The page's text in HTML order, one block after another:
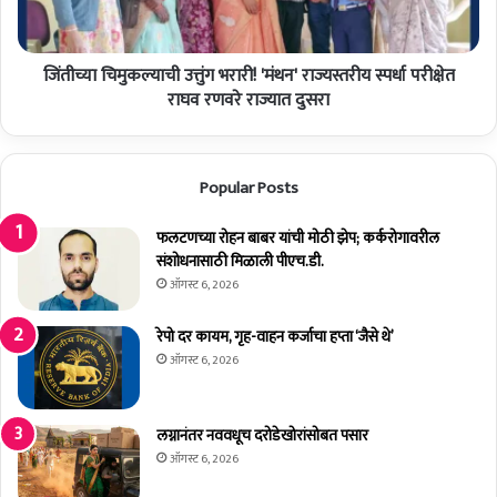
त
ण
प
दा
धि
री
व
का
क
र्त्यां
चा
मे
ळा
उ
रा
'
मं
थ
'
रा
ज्य
री
य
स्प
र्धा
जिंतीच्या चिमुकल्याची उत्तुंग भरारी! 'मंथन' राज्यस्तरीय स्पर्धा परीक्षेत
राघव रणवरे राज्यात दुसरा
Popular Posts
फलटणच्या रोहन बाबर यांची मोठी झेप; कर्करोगावरील
संशोधनासाठी मिळाली पीएच.डी.
ऑगस्ट 6, 2026
रेपो दर कायम, गृह-वाहन कर्जाचा हप्ता ‘जैसे थे’
ऑगस्ट 6, 2026
लग्नानंतर नववधूच दरोडेखोरांसोबत पसार
ऑगस्ट 6, 2026